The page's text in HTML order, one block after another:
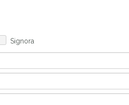
Signora